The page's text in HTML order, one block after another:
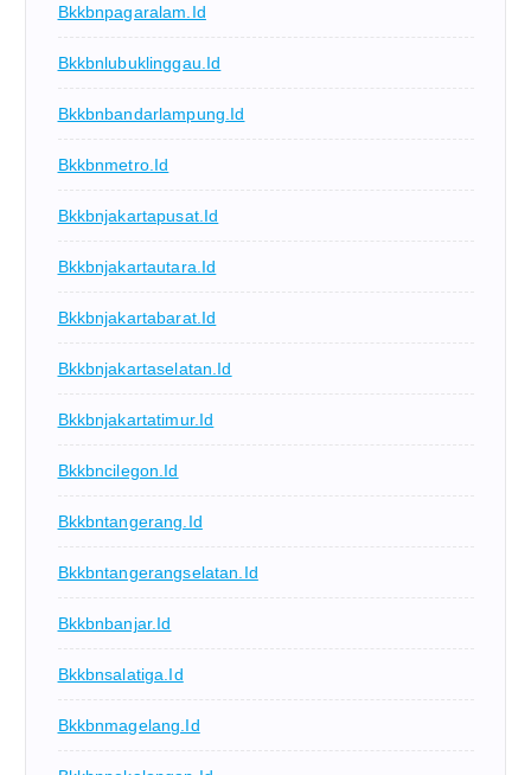
Bkkbnpagaralam.id
Bkkbnlubuklinggau.id
Bkkbnbandarlampung.id
Bkkbnmetro.id
Bkkbnjakartapusat.id
Bkkbnjakartautara.id
Bkkbnjakartabarat.id
Bkkbnjakartaselatan.id
Bkkbnjakartatimur.id
Bkkbncilegon.id
Bkkbntangerang.id
Bkkbntangerangselatan.id
Bkkbnbanjar.id
Bkkbnsalatiga.id
Bkkbnmagelang.id